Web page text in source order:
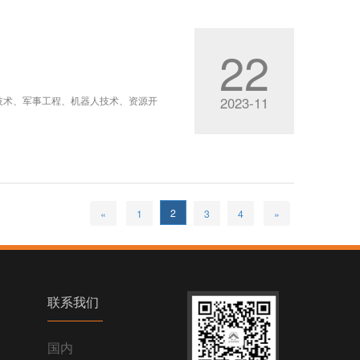
、军事工程、机器人技术、资源开 22
2023-11
« 1 2 3 4 »
联系我们
国内